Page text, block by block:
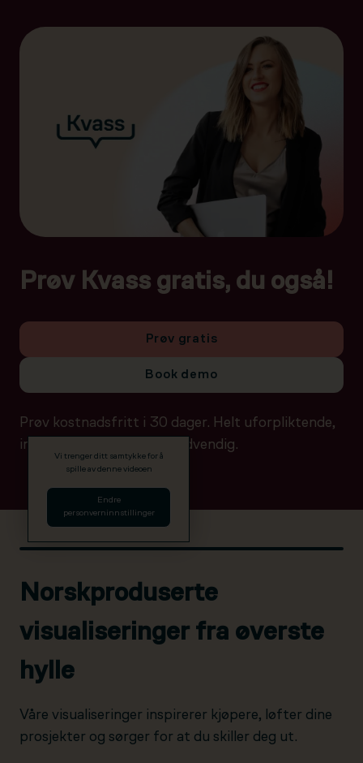
Prøv Kvass gratis, du også!
Prøv gratis
Book demo
Prøv kostnadsfritt i 30 dager. Helt uforpliktende,
ingen betalingsdetaljer nødvendig.
Vi trenger ditt samtykke for å
spille av denne videoen
Endre
personverninnstillinger
Norskproduserte
visualiseringer fra øverste
hylle
Våre visualiseringer inspirerer kjøpere, løfter dine
prosjekter og sørger for at du skiller deg ut.